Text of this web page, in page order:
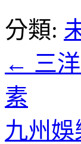
分類:
← 三
素
九州